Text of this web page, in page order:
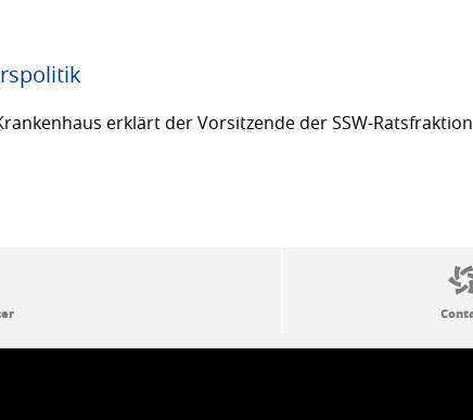
erklärt der Vorsitzende der SSW-Ratsfraktion